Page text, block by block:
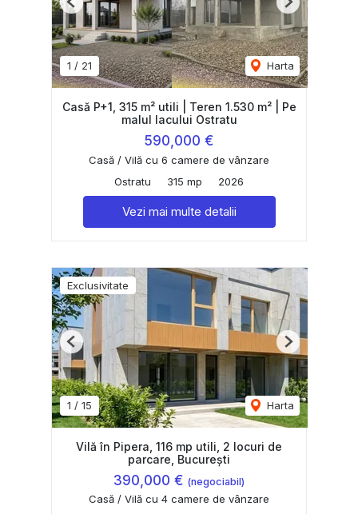
1 / 21 Harta
Previous Next
Casă P+1, 315 m² utili | Teren 1.530 m² | Pe
malul lacului Ostratu
590,000 €
Casă / Vilă cu 6 camere de vânzare
Ostratu
315 mp 2026
Vezi mai multe detalii
Exclusivitate
1 / 15 Harta
Previous Next
Vilă în Pipera, 116 mp utili, 2 locuri de
parcare, București
390,000 € (negociabil)
Casă / Vilă cu 4 camere de vânzare